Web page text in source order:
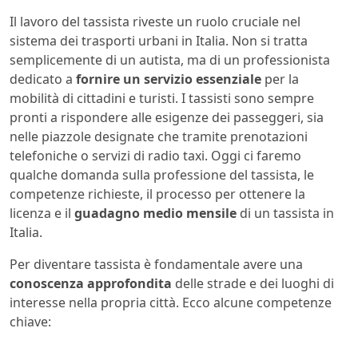
Il lavoro del tassista riveste un ruolo cruciale nel
sistema dei trasporti urbani in Italia. Non si tratta
semplicemente di un autista, ma di un professionista
dedicato a fornire un servizio essenziale per la
mobilità di cittadini e turisti. I tassisti sono sempre
pronti a rispondere alle esigenze dei passeggeri, sia
nelle piazzole designate che tramite prenotazioni
telefoniche o servizi di radio taxi. Oggi ci faremo
qualche domanda sulla professione del tassista, le
competenze richieste, il processo per ottenere la
licenza e il guadagno medio mensile di un tassista in
Italia.
Per diventare tassista è fondamentale avere una
conoscenza approfondita delle strade e dei luoghi di
interesse nella propria città. Ecco alcune competenze
chiave: